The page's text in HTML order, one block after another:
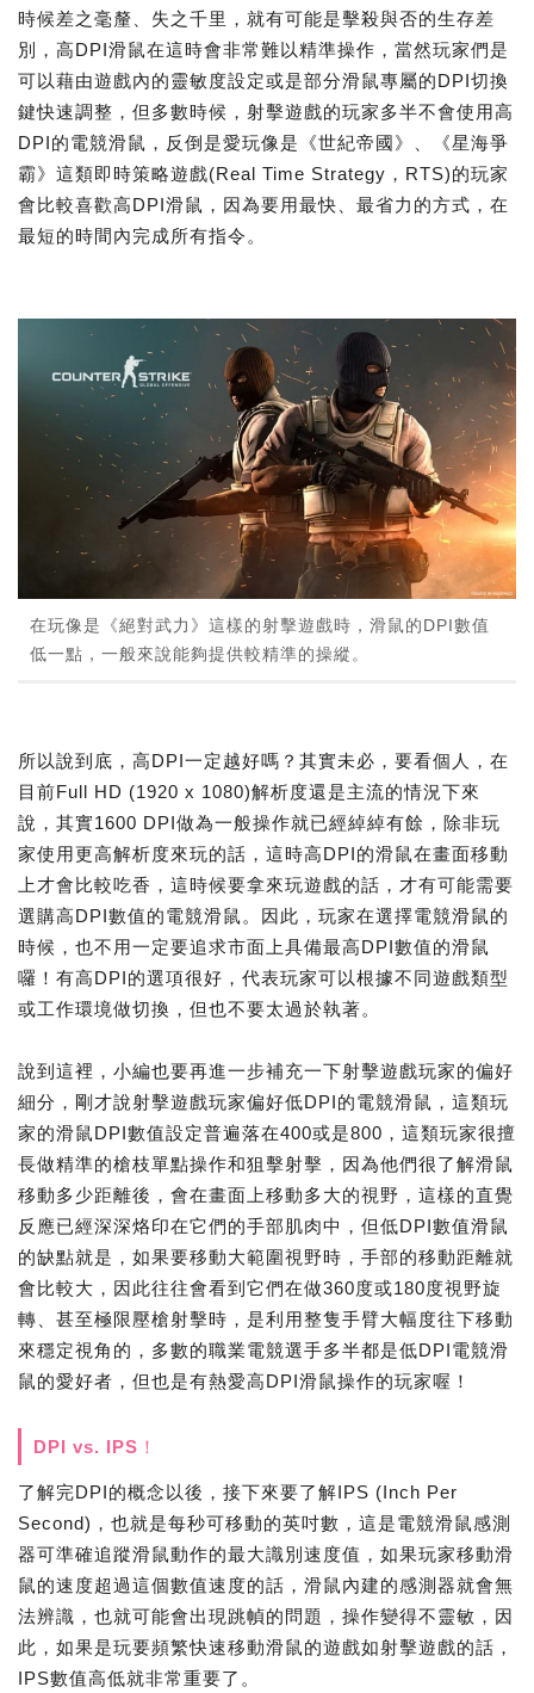
時候差之毫釐、失之千里，就有可能是擊殺與否的生存差
別，高DPI滑鼠在這時會非常難以精準操作，當然玩家們是
可以藉由遊戲內的靈敏度設定或是部分滑鼠專屬的DPI切換
鍵快速調整，但多數時候，射擊遊戲的玩家多半不會使用高
DPI的電競滑鼠，反倒是愛玩像是《世紀帝國》、《星海爭
霸》這類即時策略遊戲(Real Time Strategy，RTS)的玩家
會比較喜歡高DPI滑鼠，因為要用最快、最省力的方式，在
最短的時間內完成所有指令。
在玩像是《絕對武力》這樣的射擊遊戲時，滑鼠的DPI數值
低一點，一般來說能夠提供較精準的操縱。
所以說到底，高DPI一定越好嗎？其實未必，要看個人，在
目前Full HD (1920 x 1080)解析度還是主流的情況下來
說，其實1600 DPI做為一般操作就已經綽綽有餘，除非玩
家使用更高解析度來玩的話，這時高DPI的滑鼠在畫面移動
上才會比較吃香，這時候要拿來玩遊戲的話，才有可能需要
選購高DPI數值的電競滑鼠。因此，玩家在選擇電競滑鼠的
時候，也不用一定要追求市面上具備最高DPI數值的滑鼠
囉！有高DPI的選項很好，代表玩家可以根據不同遊戲類型
或工作環境做切換，但也不要太過於執著。
說到這裡，小編也要再進一步補充一下射擊遊戲玩家的偏好
細分，剛才說射擊遊戲玩家偏好低DPI的電競滑鼠，這類玩
家的滑鼠DPI數值設定普遍落在400或是800，這類玩家很擅
長做精準的槍枝單點操作和狙擊射擊，因為他們很了解滑鼠
移動多少距離後，會在畫面上移動多大的視野，這樣的直覺
反應已經深深烙印在它們的手部肌肉中，但低DPI數值滑鼠
的缺點就是，如果要移動大範圍視野時，手部的移動距離就
會比較大，因此往往會看到它們在做360度或180度視野旋
轉、甚至極限壓槍射擊時，是利用整隻手臂大幅度往下移動
來穩定視角的，多數的職業電競選手多半都是低DPI電競滑
鼠的愛好者，但也是有熱愛高DPI滑鼠操作的玩家喔！
DPI vs. IPS！
了解完DPI的概念以後，接下來要了解IPS (Inch Per
Second)，也就是每秒可移動的英吋數，這是電競滑鼠感測
器可準確追蹤滑鼠動作的最大識別速度值，如果玩家移動滑
鼠的速度超過這個數值速度的話，滑鼠內建的感測器就會無
法辨識，也就可能會出現跳幀的問題，操作變得不靈敏，因
此，如果是玩要頻繁快速移動滑鼠的遊戲如射擊遊戲的話，
IPS數值高低就非常重要了。